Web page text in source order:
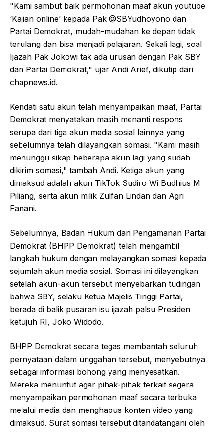
"Kami sambut baik permohonan maaf akun youtube
‘Kajian online’ kepada Pak @SBYudhoyono dan
Partai Demokrat, mudah-mudahan ke depan tidak
terulang dan bisa menjadi pelajaran. Sekali lagi, soal
Ijazah Pak Jokowi tak ada urusan dengan Pak SBY
dan Partai Demokrat," ujar Andi Arief, dikutip dari
chapnews.id.
Kendati satu akun telah menyampaikan maaf, Partai
Demokrat menyatakan masih menanti respons
serupa dari tiga akun media sosial lainnya yang
sebelumnya telah dilayangkan somasi. "Kami masih
menunggu sikap beberapa akun lagi yang sudah
dikirim somasi," tambah Andi. Ketiga akun yang
dimaksud adalah akun TikTok Sudiro Wi Budhius M
Piliang, serta akun milik Zulfan Lindan dan Agri
Fanani.
Sebelumnya, Badan Hukum dan Pengamanan Partai
Demokrat (BHPP Demokrat) telah mengambil
langkah hukum dengan melayangkan somasi kepada
sejumlah akun media sosial. Somasi ini dilayangkan
setelah akun-akun tersebut menyebarkan tudingan
bahwa SBY, selaku Ketua Majelis Tinggi Partai,
berada di balik pusaran isu ijazah palsu Presiden
ketujuh RI, Joko Widodo.
BHPP Demokrat secara tegas membantah seluruh
pernyataan dalam unggahan tersebut, menyebutnya
sebagai informasi bohong yang menyesatkan.
Mereka menuntut agar pihak-pihak terkait segera
menyampaikan permohonan maaf secara terbuka
melalui media dan menghapus konten video yang
dimaksud. Surat somasi tersebut ditandatangani oleh